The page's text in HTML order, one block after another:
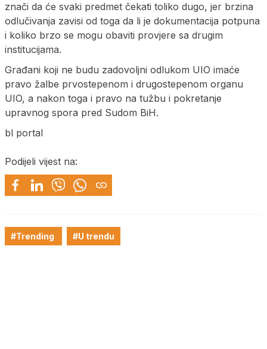
znači da će svaki predmet čekati toliko dugo, jer brzina
odlučivanja zavisi od toga da li je dokumentacija potpuna
i koliko brzo se mogu obaviti provjere sa drugim
institucijama.
Građani koji ne budu zadovoljni odlukom UIO imaće
pravo žalbe prvostepenom i drugostepenom organu
UIO, a nakon toga i pravo na tužbu i pokretanje
upravnog spora pred Sudom BiH.
bl portal
Podijeli vijest na:
#Trending #U trendu